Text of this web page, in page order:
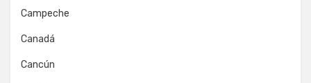
Campeche
Canadá
Cancún